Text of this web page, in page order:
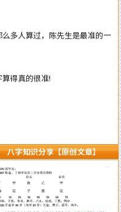
多人算过，陈先生是最准的一
得真的很准!
八字知识分享【原创文章】